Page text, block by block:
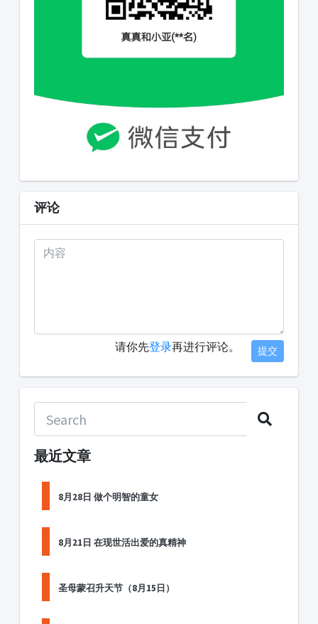
评论
请你先登录再进行评论。 提交
最近文章
8月28日 做个明智的童女
8月21日 在现世活出爱的真精神
圣母蒙召升天节（8月15日）